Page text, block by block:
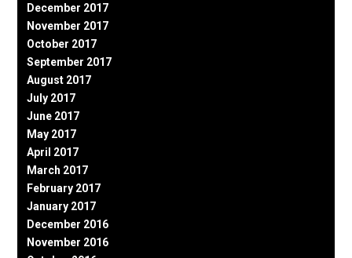
December 2017
November 2017
October 2017
September 2017
August 2017
July 2017
June 2017
May 2017
April 2017
March 2017
February 2017
January 2017
December 2016
November 2016